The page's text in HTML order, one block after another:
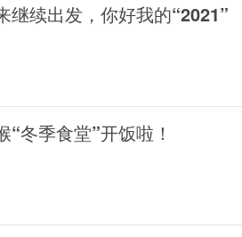
继续出发，你好我的“2021”
“冬季食堂”开饭啦！